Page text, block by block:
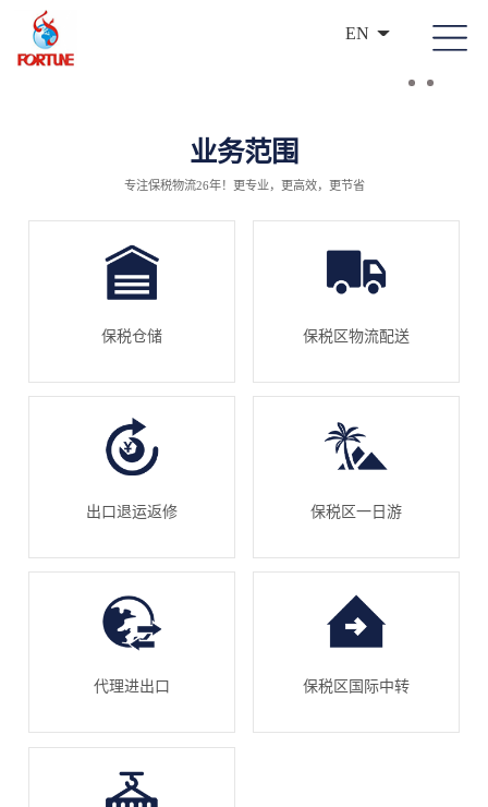
EN
业务范围
专注保税物流26年！更专业，更高效，更节省
保税仓储 保税区物流配送
出口退运返修 保税区一日游
代理进出口 保税区国际中转